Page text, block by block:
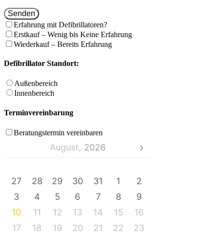
Senden
Erfahrung mit Defibrillatoren?
Erstkauf – Wenig bis Keine Erfahrung
Wiederkauf – Bereits Erfahrung
Defibrillator Standort:
Außenbereich
Innenbereich
Terminvereinbarung
Beratungstermin vereinbaren
August, 2026
27 28 29 30 31 1
2
3
4 5 6 7 8
9
10
11 12 13 14 15
16
17
18 19 20 21 22
23